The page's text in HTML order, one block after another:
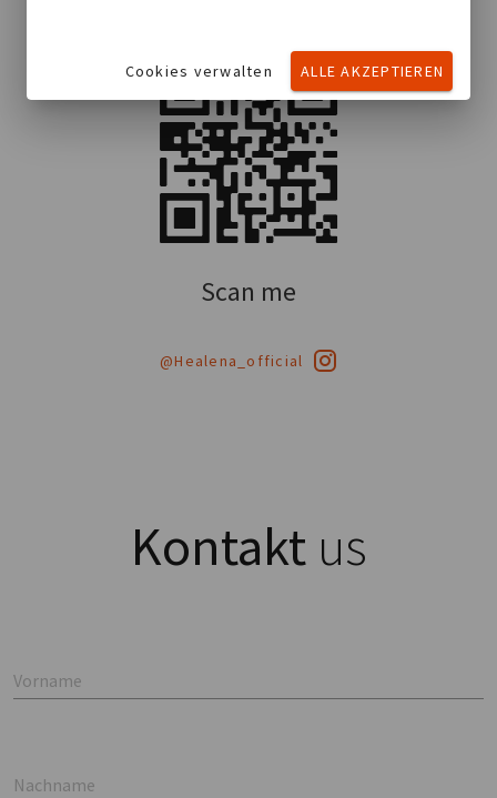
Scan me
@Healena_official
Kontakt us
Vorname
Nachname
Cookies verwalten ALLE AKZEPTIEREN